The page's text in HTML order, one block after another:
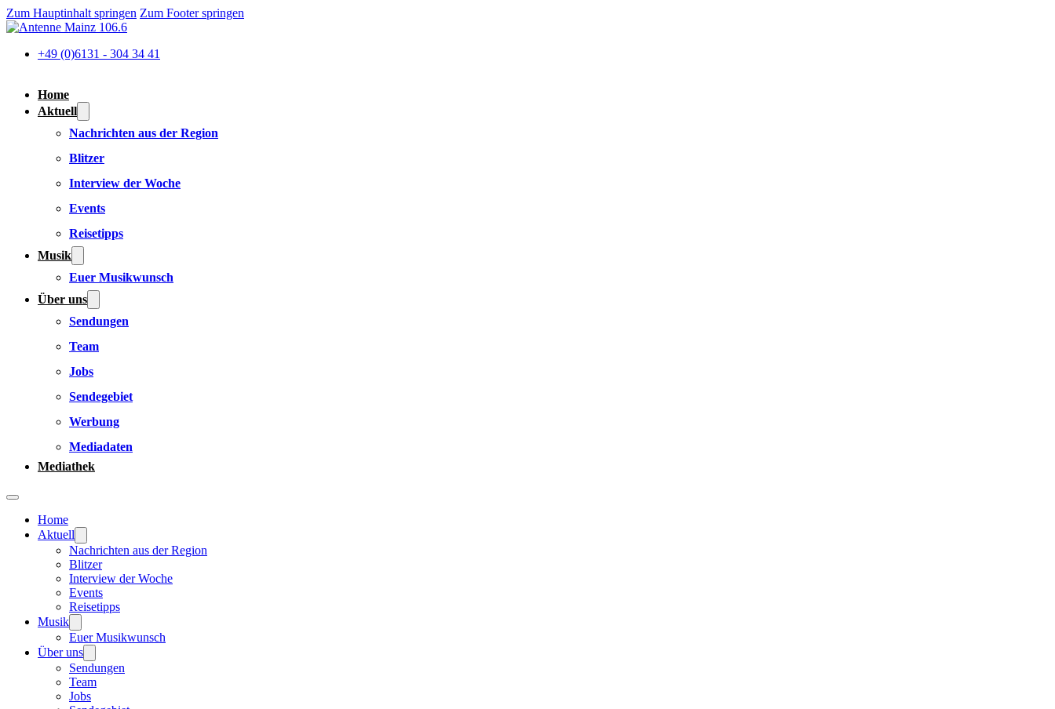
Zum Hauptinhalt springen Zum Footer springen
+49 (0)6131 - 304 34 41
Home
Aktuell
Nachrichten aus der Region
Blitzer
Interview der Woche
Events
Reisetipps
Musik
Euer Musikwunsch
Über uns
Sendungen
Team
Jobs
Sendegebiet
Werbung
Mediadaten
Mediathek
Home
Aktuell
Nachrichten aus der Region
Blitzer
Interview der Woche
Events
Reisetipps
Musik
Euer Musikwunsch
Über uns
Sendungen
Team
Jobs